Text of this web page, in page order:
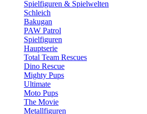
Spielfiguren & Spielwelten
Schleich
Bakugan
PAW Patrol
Spielfiguren
Hauptserie
Total Team Rescues
Dino Rescue
Mighty Pups
Ultimate
Moto Pups
The Movie
Metallfiguren